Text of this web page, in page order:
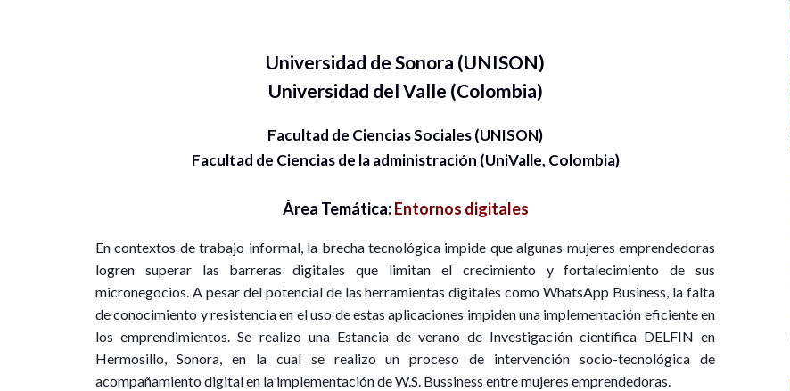
Universidad de Sonora (UNISON)
Universidad del Valle (Colombia)
Facultad de Ciencias Sociales (UNISON)
Facultad de Ciencias de la administración (UniValle, Colombia)
Área Temática:Entornos digitales
En contextos de trabajo informal, la brecha tecnológica impide que algunas mujeres emprendedoras
logren superar las barreras digitales que limitan el crecimiento y fortalecimiento de sus
micronegocios. A pesar del potencial de las herramientas digitales como WhatsApp Business, la falta
de conocimiento y resistencia en el uso de estas aplicaciones impiden una implementación eficiente en
los emprendimientos. Se realizo una Estancia de verano de Investigación científica DELFIN en
Hermosillo, Sonora, en la cual se realizo un proceso de intervención socio-tecnológica de
acompañamiento digital en la implementación de W.S. Bussiness entre mujeres emprendedoras.